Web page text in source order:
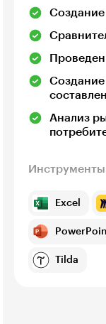
Создание
Создание
Анализ
Инструменты
Excel
Tilda